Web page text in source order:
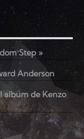
Step »
Anderson
album de Kenzo